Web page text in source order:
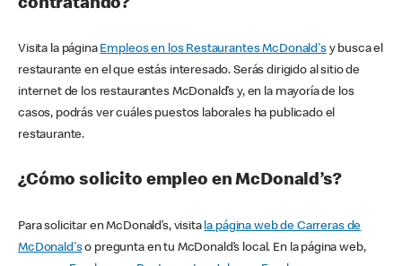
contratando?
Visita la página Empleos en los Restaurantes McDonald'sy busca el
restaurante en el que estás interesado. Serás dirigido al sitio de
internet de los restaurantes McDonald’s y, en la mayoría de los
casos, podrás ver cuáles puestos laborales ha publicado el
restaurante.
¿Cómo solicito empleo en McDonald’s?
Para solicitar en McDonald’s, visita la página web de Carreras de
McDonald'so pregunta en tu McDonald’s local. En la página web,